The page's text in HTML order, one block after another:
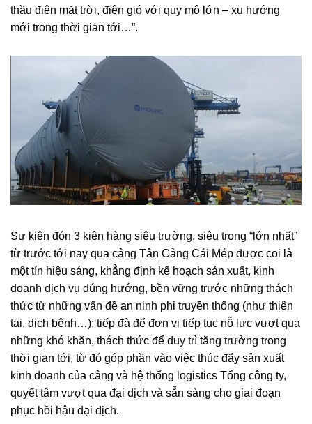
thầu điện mặt trời, điện gió với quy mô lớn – xu hướng
mới trong thời gian tới…”.
Sự kiện đón 3 kiện hàng siêu trường, siêu trọng “lớn nhất”
từ trước tới nay qua cảng Tân Cảng Cái Mép được coi là
một tín hiệu sáng, khẳng định kế hoạch sản xuất, kinh
doanh dịch vụ đúng hướng, bền vững trước những thách
thức từ những vấn đề an ninh phi truyền thống (như thiên
tai, dịch bệnh…); tiếp đà để đơn vị tiếp tục nỗ lực vượt qua
những khó khăn, thách thức để duy trì tăng trưởng trong
thời gian tới, từ đó góp phần vào việc thúc đẩy sản xuất
kinh doanh của cảng và hệ thống logistics Tổng công ty,
quyết tâm vượt qua đại dịch và sẵn sàng cho giai đoạn
phục hồi hậu đại dịch.